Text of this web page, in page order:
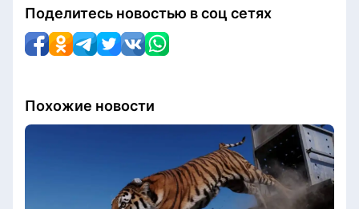
Поделитесь новостью в соц сетях
Похожие новости